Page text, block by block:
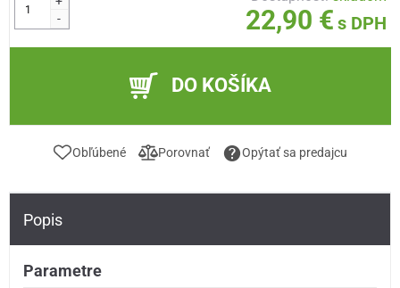
-
22,90 € s DPH
DO KOŠÍKA
Obľúbené Porovnať Opýtať sa predajcu
Popis
Parametre